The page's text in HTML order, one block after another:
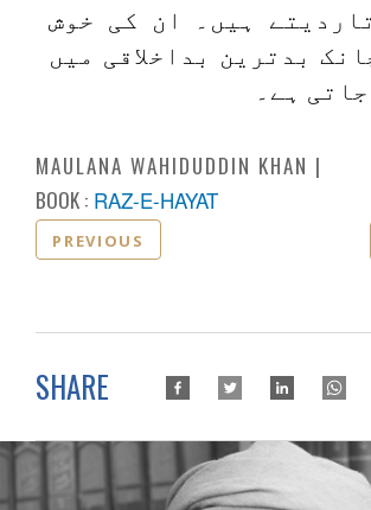
ہیں۔ ان کی خوش
بدترین بداخلاقی میں
ہے۔
MAULANA WAHIDUDDIN KHAN
BOOK : RAZ-E-HAYAT
PREVIOUS
SHARE